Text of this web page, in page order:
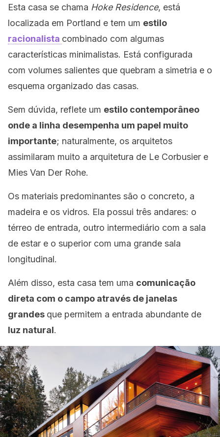
Esta casa se chama Hoke Residence, está
localizada em Portland e tem um estilo
racionalista combinado com algumas
características minimalistas. Está configurada
com volumes salientes que quebram a simetria e o
esquema organizado das casas.
Sem dúvida, reflete um estilo contemporâneo
onde a linha desempenha um papel muito
importante; naturalmente, os arquitetos
assimilaram muito a arquitetura de Le Corbusier e
Mies Van Der Rohe.
Os materiais predominantes são o concreto, a
madeira e os vidros. Ela possui três andares: o
térreo de entrada, outro intermediário com a sala
de estar e o superior com uma grande sala
longitudinal.
Além disso, esta casa tem uma comunicação
direta com o campo através de janelas
grandes que permitem a entrada abundante de
luz natural.